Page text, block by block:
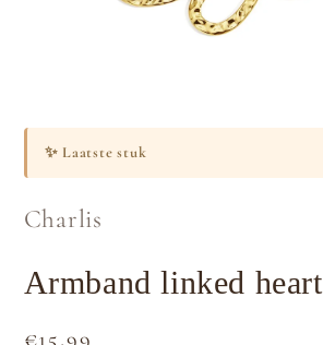
modaal
✨ Laatste stuk
Charlis
Armband linked
Normale
€15,99